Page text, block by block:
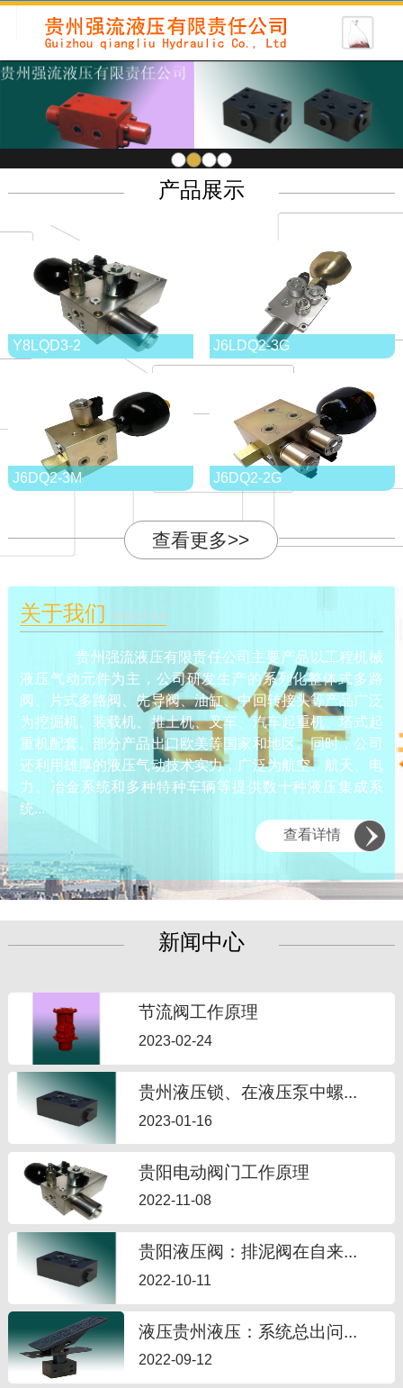
产品展示
Y8LQD3-2 J6LDQ2-3G
J6DQ2-3M J6DQ2-2G
查看更多>>
关于我们 ABOUT US
贵州强流液压有限责任公司主要产品以工程机械
液压气动元件为主，公司研发生产的系列化整体式多路
阀、片式多路阀、先导阀、油缸、中回转接头等产品广泛
为挖掘机、装载机、推土机、叉车、汽车起重机、塔式起
重机配套。部分产品出口欧美等国家和地区。同时，公司
还利用雄厚的液压气动技术实力，广泛为航空、航天、电
力、冶金系统和多种特种车辆等提供数十种液压集成系
统...
查看详情
新闻中心
节流阀工作原理
2023-02-24
贵州液压锁、在液压泵中螺...
2023-01-16
贵阳电动阀门工作原理
2022-11-08
贵阳液压阀：排泥阀在自来...
2022-10-11
液压贵州液压：系统总出问...
2022-09-12